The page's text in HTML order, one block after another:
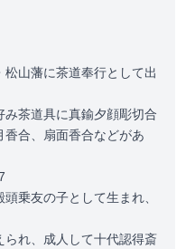
山藩に茶道奉行として出
茶道具に真鍮夕顔彫切合
香合、扇面香合などがあ
乗友の子として生まれ、
れ、成人して十代認得斎